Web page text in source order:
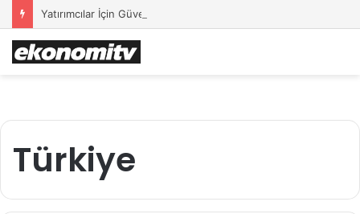
Yatırımcılar İçin Güvenli Liman: Altın Hâlâ İlk Sırada mı?
Türkiye